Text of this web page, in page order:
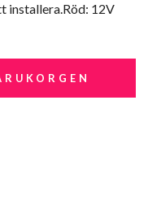
installera.Röd: 12V